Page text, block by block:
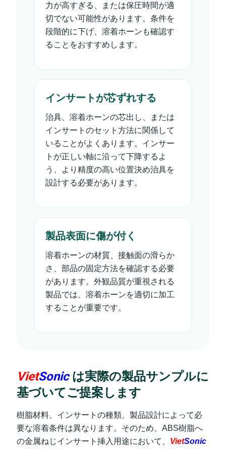
力が高すぎる、または保圧時間が適
切でない可能性があります。条件を
段階的に下げ、溶着ホーンも確認す
ることをおすすめします。
インサートが芯ずれする
治具、溶着ホーンの芯出し、または
インサートのセット方法に関係して
いることがよくあります。インサー
トが正しい軸に沿って下降するよ
う、より精度の高い位置決め治具を
設計する必要があります。
製品表面に傷が付く
溶着ホーンの材質、接触面の滑らか
さ、部品の固定方法を確認する必要
があります。外観品質が重視される
製品では、溶着ホーンを適切に加工
することが重要です。
VietSonicは実際の製品サンプルに
基づいてご提案します
樹脂材料、インサートの種類、製品設計によって必
要な溶着条件は異なります。そのため、ABS樹脂へ
の金属ねじインサート挿入用途において、 VietSonic